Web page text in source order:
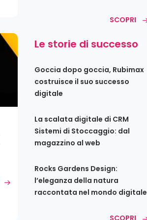
SCOPRI
Le storie di successo
Goccia dopo goccia, Rubimax
costruisce il suo successo
digitale
La scalata digitale di CRM
Sistemi di Stoccaggio: dal
magazzino al web
Rocks Gardens Design:
l’eleganza della natura
raccontata nel mondo digitale